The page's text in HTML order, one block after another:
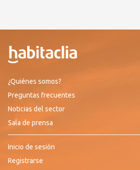
¿Quiénes somos?
Preguntas frecuentes
Noticias del sector
Sala de prensa
Inicio de sesión
Registrarse